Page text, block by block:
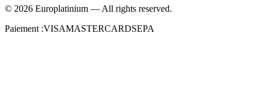
© 2026 Europlatinium — All rights reserved.
Paiement :VISAMASTERCARDSEPA